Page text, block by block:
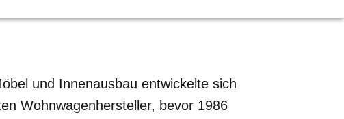
und Innenausbau entwickelte sich
Wohnwagenhersteller, bevor 1986